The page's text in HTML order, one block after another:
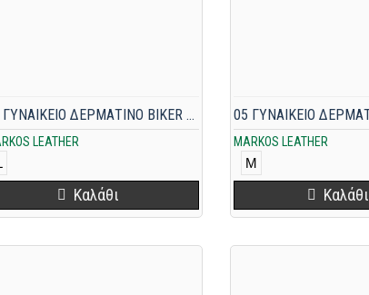
LEATHER
05 ΓΥΝΑΙΚΕΙΟ ΔΕΡΜΑΤΙΝΟ BIKER ΤΑΜΠΑ
Καλάθι
MARKOS LEATHER
M
Καλάθι